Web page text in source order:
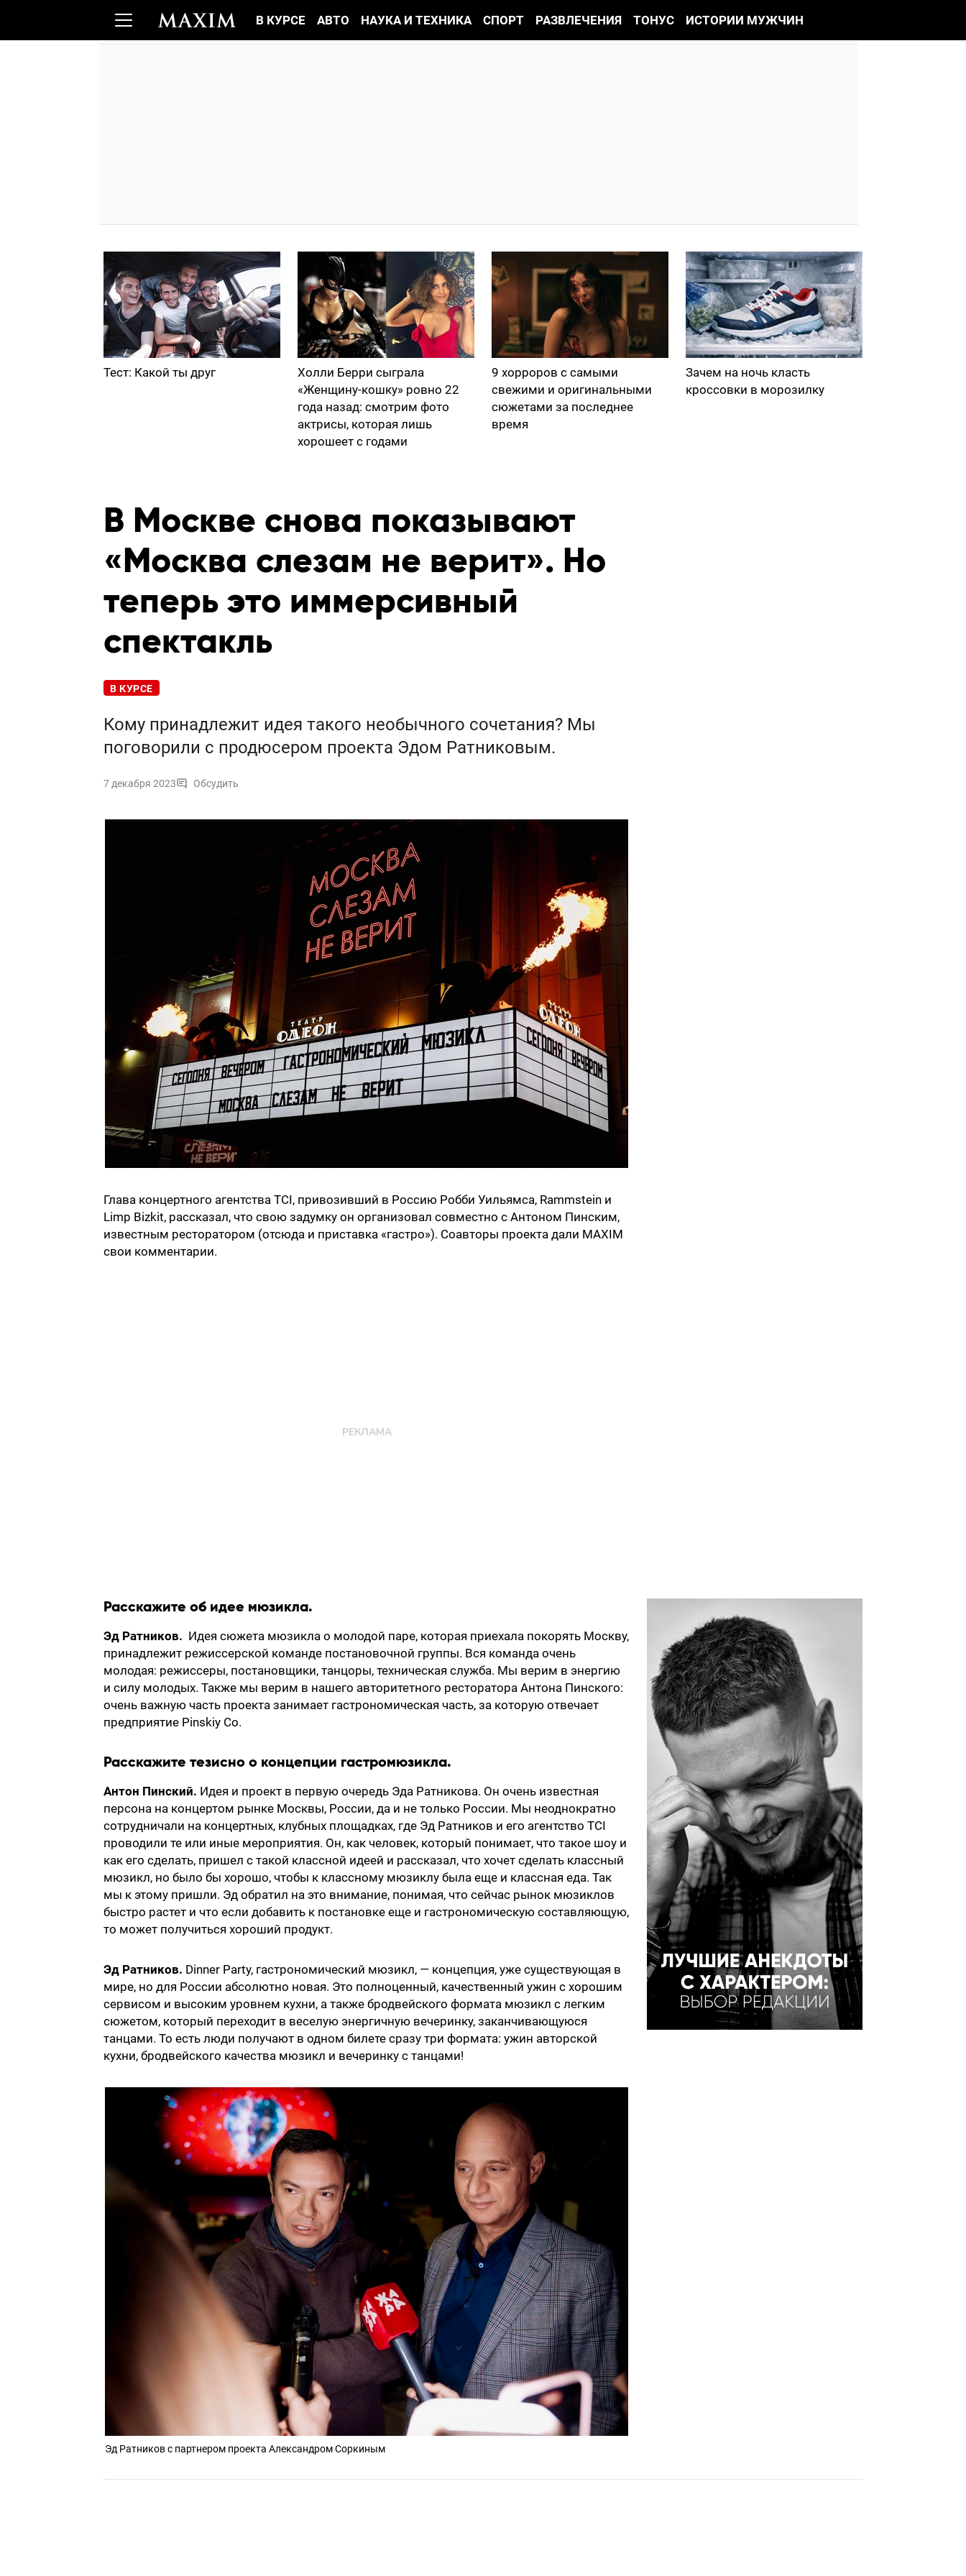
В КУРСЕ АВТО НАУКА И ТЕХНИКА СПОРТ РАЗВЛЕЧЕНИЯ ТОНУС ИСТОРИИ МУЖЧИН
Тест: Какой ты друг
Холли Берри сыграла
«Женщину-кошку» ровно 22
года назад: смотрим фото
актрисы, которая лишь
хорошеет с годами
9 хорроров с самыми
свежими и оригинальными
сюжетами за последнее
время
Зачем на ночь класть
кроссовки в морозилку
В Москве снова показывают
«Москва слезам не верит». Но
теперь это иммерсивный
спектакль
В КУРСЕ
Кому принадлежит идея такого необычного сочетания? Мы
поговорили с продюсером проекта Эдом Ратниковым.
7 декабря 2023 Обсудить
Глава концертного агентства TCI, привозивший в Россию Робби Уильямса, Rammstein и
Limp Bizkit, рассказал, что свою задумку он организовал совместно с Антоном Пинским,
известным ресторатором (отсюда и приставка «гастро»). Соавторы проекта дали MAXIM
свои комментарии.
Расскажите об идее мюзикла.
Эд Ратников. Идея сюжета мюзикла о молодой паре, которая приехала покорять Москву,
принадлежит режиссерской команде постановочной группы. Вся команда очень
молодая: режиссеры, постановщики, танцоры, техническая служба. Мы верим в энергию
и силу молодых. Также мы верим в нашего авторитетного ресторатора Антона Пинского:
очень важную часть проекта занимает гастрономическая часть, за которую отвечает
предприятие Pinskiy Co.
Расскажите тезисно о концепции гастромюзикла.
Антон Пинский. Идея и проект в первую очередь Эда Ратникова. Он очень известная
персона на концертом рынке Москвы, России, да и не только России. Мы неоднократно
сотрудничали на концертных, клубных площадках, где Эд Ратников и его агентство TCI
проводили те или иные мероприятия. Он, как человек, который понимает, что такое шоу и
как его сделать, пришел с такой классной идеей и рассказал, что хочет сделать классный
мюзикл, но было бы хорошо, чтобы к классному мюзиклу была еще и классная еда. Так
мы к этому пришли. Эд обратил на это внимание, понимая, что сейчас рынок мюзиклов
быстро растет и что если добавить к постановке еще и гастрономическую составляющую,
то может получиться хороший продукт.
Эд Ратников. Dinner Party, гастрономический мюзикл, — концепция, уже существующая в
мире, но для России абсолютно новая. Это полноценный, качественный ужин с хорошим
сервисом и высоким уровнем кухни, а также бродвейского формата мюзикл с легким
сюжетом, который переходит в веселую энергичную вечеринку, заканчивающуюся
танцами. То есть люди получают в одном билете сразу три формата: ужин авторской
кухни, бродвейского качества мюзикл и вечеринку с танцами!
Эд Ратников с партнером проекта Александром Соркиным